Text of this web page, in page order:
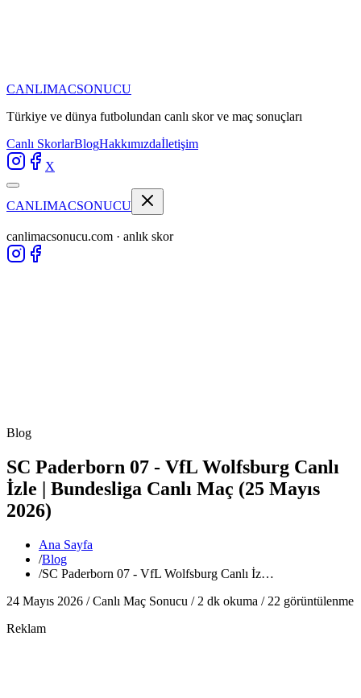
CANLIMACSONUCU
Türkiye ve dünya futbolundan canlı skor ve maç sonuçları
Canlı SkorlarBlogHakkımızdaİletişim
X
CANLIMACSONUCU
canlimacsonucu.com · anlık skor
Blog
SC Paderborn 07 - VfL Wolfsburg Canlı
İzle | Bundesliga Canlı Maç (25 Mayıs
2026)
Ana Sayfa
/Blog
/SC Paderborn 07 - VfL Wolfsburg Canlı İz…
24 Mayıs 2026 /Canlı Maç Sonucu / 2 dk okuma / 22 görüntülenme
Reklam